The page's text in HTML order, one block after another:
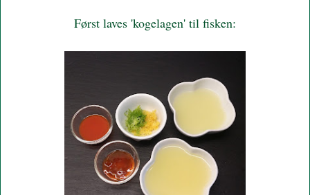
Først laves 'kogelagen' til fisken: